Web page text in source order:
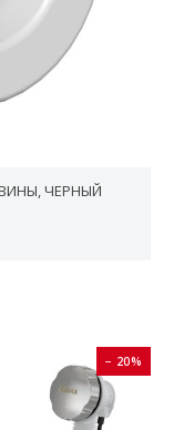
ЧЕРНЫЙ
− 20%